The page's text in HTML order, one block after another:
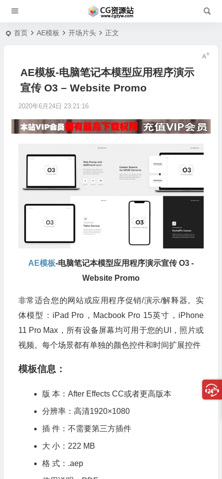
首页 AE模板 开场片头 正文
AE模板-电脑笔记本模型应用程序演示
宣传 O3 – Website Promo
2020年6月24日 23:21:16
AE模板-电脑笔记本模型应用程序演示宣传 O3 -
Website Promo
非常适合您的网站或应用程序促销/演示/解释器。实
体模型：iPad Pro，Macbook Pro 15英寸，iPhone
11 Pro Max，所有设备屏幕均可用于您的UI，照片或
视频。每个场景都有单独的颜色控件和时间扩展控件
模板信息：
版 本：After Effects CC或者更高版本
分辨率：高清1920×1080
插 件：不需要第三方插件
大 小：222 MB
格 式：.aep